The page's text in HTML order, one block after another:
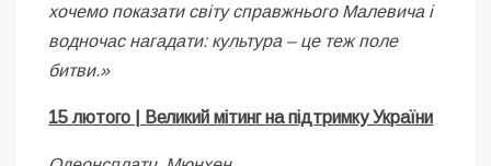
хочемо показати світу справжнього Малевича і
водночас нагадати: культура – це теж поле
битви.»
15 лютого | Великий мітинг на підтримку України